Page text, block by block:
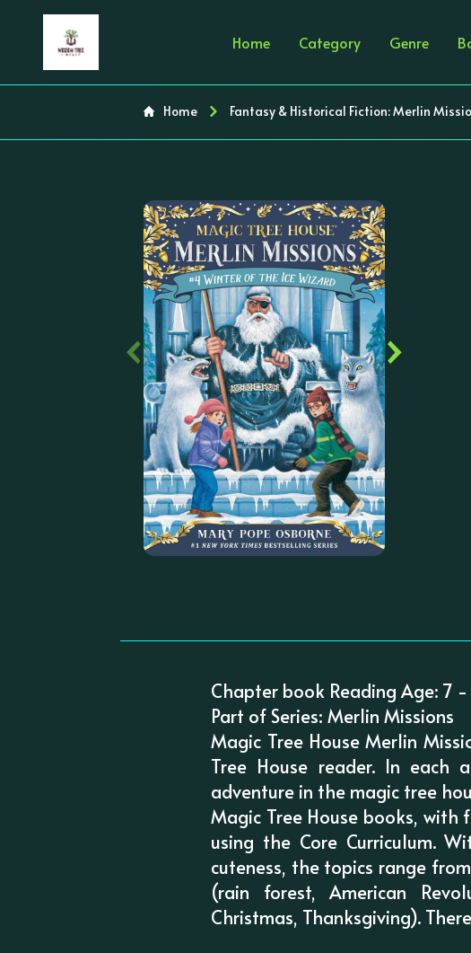
Home Category Genre
Home Fantasy & Historical Fiction: Merlin
‹ ›
Chapter book Reading Age: 7 -
Part of Series: Merlin Missions
Magic Tree House Merlin
Tree House reader. In each
adventure in the magic tree
Magic Tree House books,
using the Core Curriculum.
cuteness, the topics range
(rain forest, American
Christmas, Thanksgiving).